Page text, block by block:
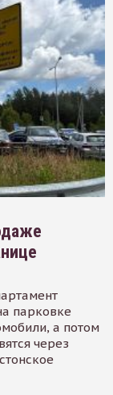
парковке
а потом
через